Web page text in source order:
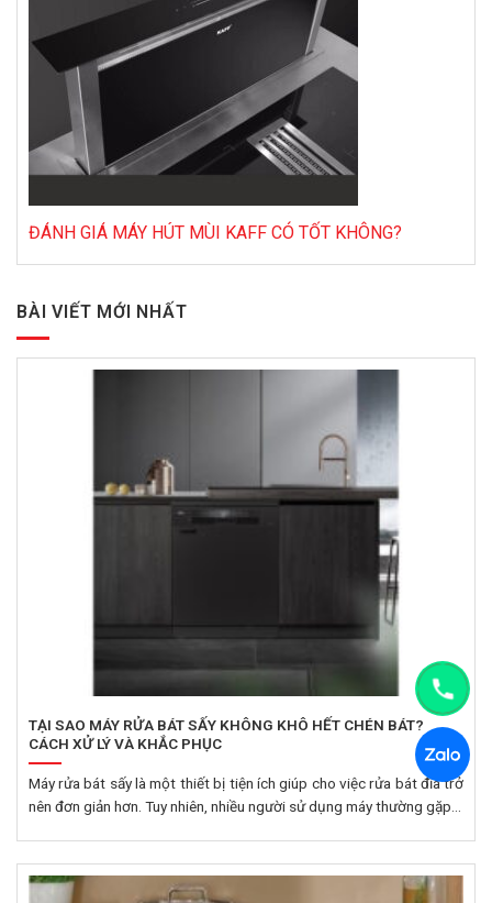
ĐÁNH GIÁ MÁY HÚT MÙI KAFF CÓ TỐT KHÔNG?
BÀI VIẾT MỚI NHẤT
TẠI SAO MÁY RỬA BÁT SẤY KHÔNG KHÔ HẾT CHÉN BÁT?
CÁCH XỬ LÝ VÀ KHẮC PHỤC
Máy rửa bát sấy là một thiết bị tiện ích giúp cho việc rửa bát đĩa trở
nên đơn giản hơn. Tuy nhiên, nhiều người sử dụng máy thường gặp...